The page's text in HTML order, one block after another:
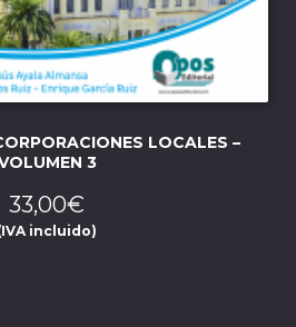
LOCALES –
3
33,00€
incluido)